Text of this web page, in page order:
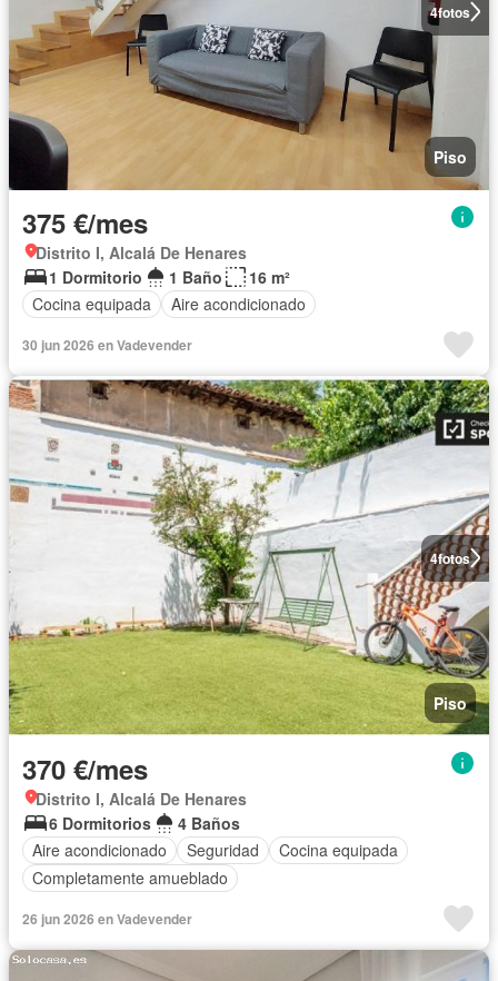
4fotos
Piso
375 €/mes
Distrito I, Alcalá De Henares
1 Dormitorio
1 Baño
16 m²
Cocina equipada
Aire acondicionado
30 jun 2026 en Vadevender
4fotos
Piso
370 €/mes
Distrito I, Alcalá De Henares
6 Dormitorios
4 Baños
Aire acondicionado
Seguridad
Cocina equipada
Completamente amueblado
26 jun 2026 en Vadevender